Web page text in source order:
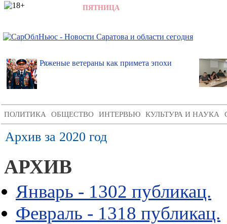
7 АВГУСТА 2026, ПЯТНИЦА
Ряженые ветераны как примета эпохи
ПОЛИТИКА ОБЩЕСТВО ИНТЕРВЬЮ КУЛЬТУРА И НАУКА
Архив за 2020 год
АРХИВ
Январь - 1302 публикац.
Февраль - 1318 публикац.